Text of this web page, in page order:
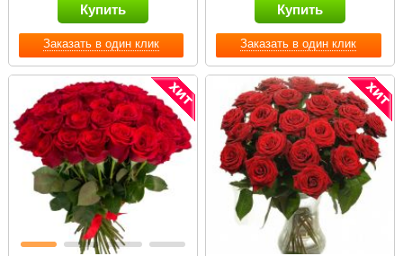
Заказать в один клик
Купить
Заказать в один клик
Купить